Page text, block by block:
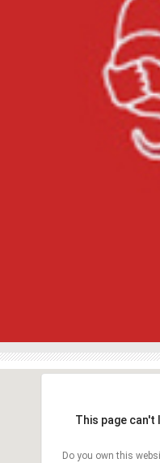
This page
Do you own this